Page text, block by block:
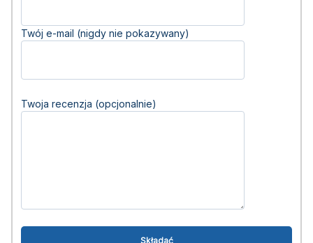
Twój e-mail (nigdy nie pokazywany)
Twoja recenzja (opcjonalnie)